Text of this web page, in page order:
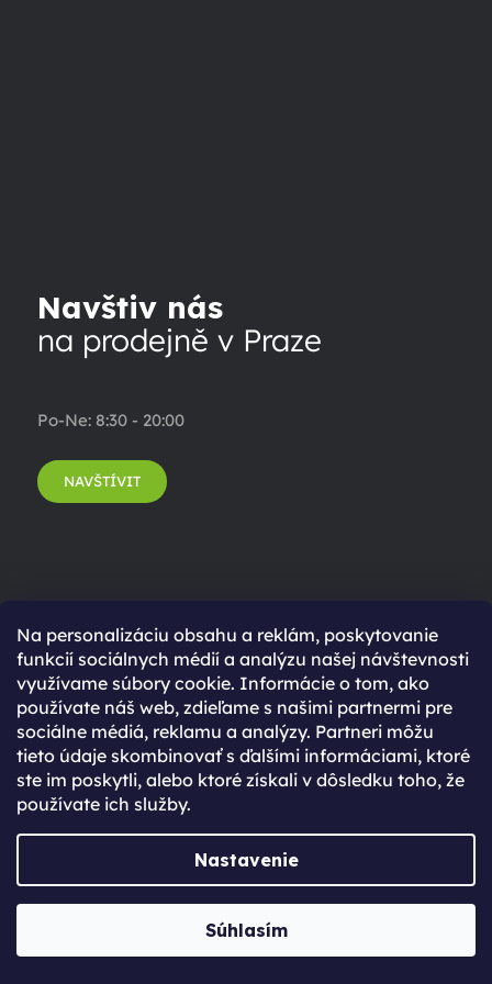
Na personalizáciu obsahu a reklám, poskytovanie
funkcií sociálnych médií a analýzu našej návštevnosti
využívame súbory cookie. Informácie o tom, ako
používate náš web, zdieľame s našimi partnermi pre
sociálne médiá, reklamu a analýzy. Partneri môžu
tieto údaje skombinovať s ďalšími informáciami, ktoré
ste im poskytli, alebo ktoré získali v dôsledku toho, že
používate ich služby.
Nastavenie
Súhlasím
Navštiv nás
na prodejně v Praze
Po-Ne: 8:30 - 20:00
NAVŠTÍVIT
Vybírej podle modelu